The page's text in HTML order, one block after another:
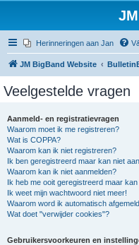
Herinneringen aan Jan
JM BigBand Website
Veelgestelde vragen
Aanmeld- en registratievragen
Waarom moet ik me registreren?
Wat is COPPA?
Waarom kan ik niet registreren?
Ik ben geregistreerd maar kan niet
Waarom kan ik niet aanmelden?
Ik heb me ooit geregistreerd maar
Ik weet mijn wachtwoord niet meer!
Waarom word ik automatisch
Wat doet "verwijder cookies"?
Gebruikersvoorkeuren en